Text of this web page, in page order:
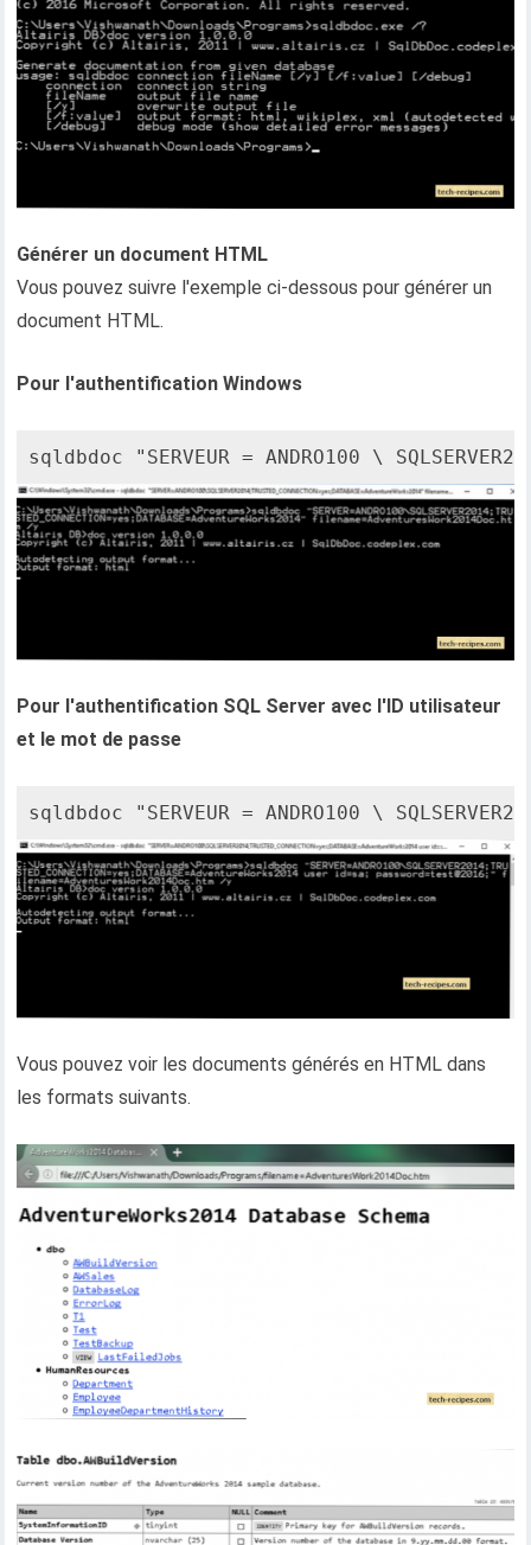
Générer un document HTML
Vous pouvez suivre l'exemple ci-dessous pour générer un
document HTML.
Pour l'authentification Windows
sqldbdoc "SERVEUR = ANDRO100 \
Pour l'authentification SQL Server avec l'ID utilisateur
et le mot de passe
sqldbdoc "SERVEUR = ANDRO100 \
Vous pouvez voir les documents générés en HTML dans
les formats suivants.